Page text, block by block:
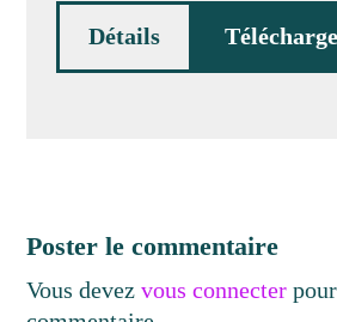
Détails
Poster le commentaire
Vous devezvous connecter